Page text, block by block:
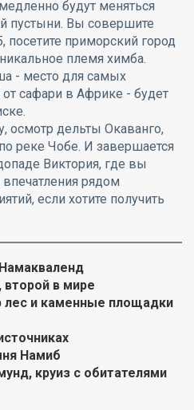
будут меняться
пустыни. Вы совершите
приморский город
племя химба.
- место для самых
сафари в Африке - будет
осмотр дельты Окаванго,
реке Чобе. И завершается
Виктория, где вы
рядом
если хотите получить
в мире
лес и каменные площадки
Намиб
круиз с обитателями